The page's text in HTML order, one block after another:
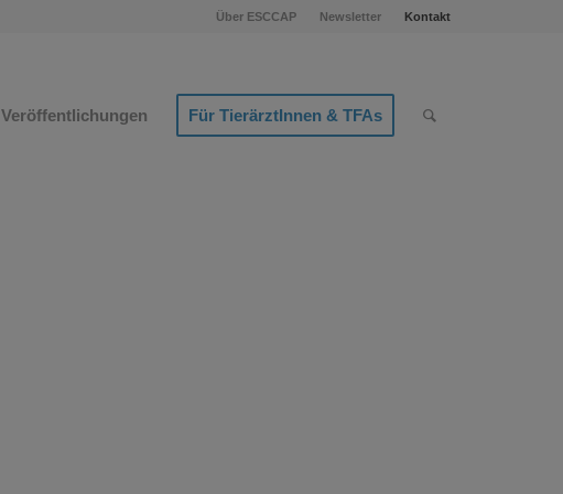
Über ESCCAP Newsletter Kontakt
Veröffentlichungen Für TierärztInnen & TFAs